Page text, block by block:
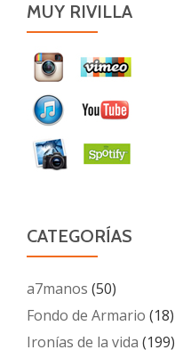
MUY RIVILLA
CATEGORÍAS
a7manos (50)
Fondo de Armario (18)
Ironías de la vida (199)